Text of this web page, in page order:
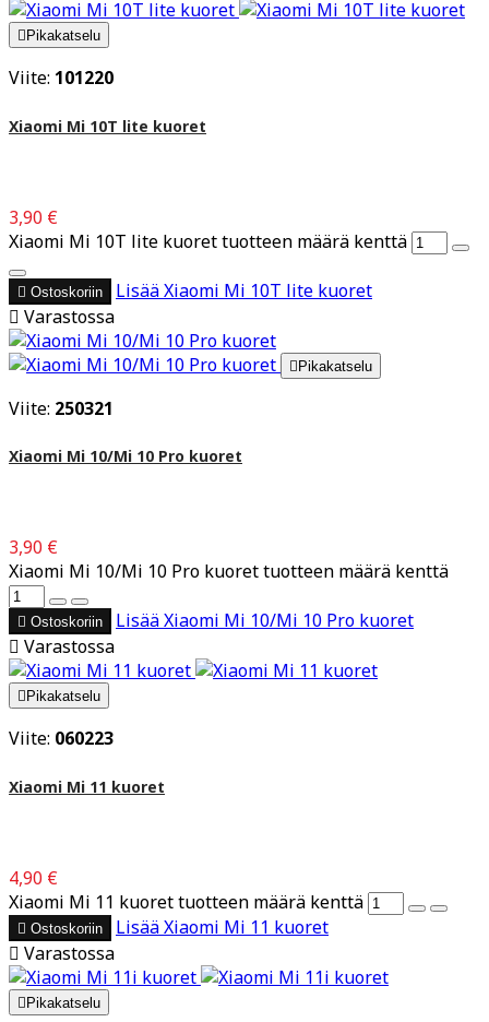
 Pikakatselu
Viite: 101220
Xiaomi Mi 10T lite kuoret
3,90 €
Xiaomi Mi 10T lite kuoret tuotteen määrä kenttä
 Ostoskoriin LisääXiaomi Mi 10T lite kuoret
 Varastossa
Pikakatselu
Viite: 250321
Xiaomi Mi 10/Mi 10 Pro kuoret
3,90 €
Xiaomi Mi 10/Mi 10 Pro kuoret tuotteen määrä kenttä
 Ostoskoriin LisääXiaomi Mi 10/Mi 10 Pro kuoret
 Varastossa
 Pikakatselu
Viite: 060223
Xiaomi Mi 11 kuoret
4,90 €
Xiaomi Mi 11 kuoret tuotteen määrä kenttä
 Ostoskoriin LisääXiaomi Mi 11 kuoret
 Varastossa
Pikakatselu